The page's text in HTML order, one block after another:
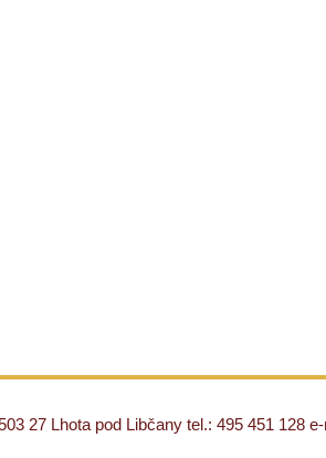
27 Lhota pod Libčany tel.: 495 451 128